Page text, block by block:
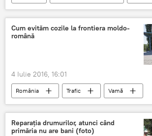
Chirtoacă
străzi
inundație
ploi torențiale
Cum evităm cozile la frontiera moldo-
română
4 Iulie 2016, 16:01
România Trafic
Vamă
călătorie
post vamal
ambuteiaje
Online
sfaturi
Reparația drumurilor, atunci când
primăria nu are bani (foto)